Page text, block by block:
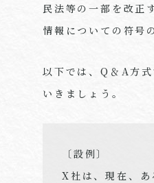
民法等の一部を改正
情報についての符号
以下では、 Q ＆ A方
いきましょう。
〔設例〕
X社は、現在、